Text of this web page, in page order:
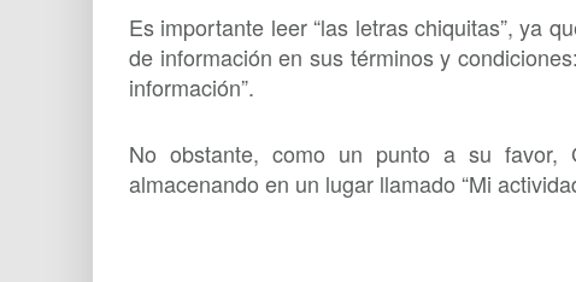
Es importante leer “las letras chiquitas”, ya
de información en sus términos y
información”.
No obstante, como un punto a su favor,
almacenando en un lugar llamado “Mi